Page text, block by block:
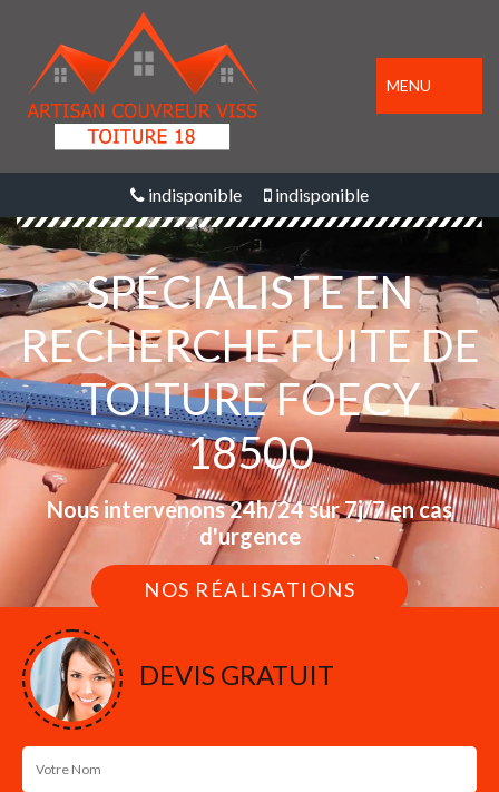
MENU
indisponible indisponible
SPÉCIALISTE EN
RECHERCHE FUITE DE
TOITURE FOECY
18500
Nous intervenons 24h/24 sur 7j/7 en cas
d'urgence
NOS RÉALISATIONS
DEVIS GRATUIT